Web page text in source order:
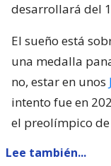
desarrollará del
El sueño está
una medalla
no, estar en unos
intento fue en
el preolímpico
Lee también...